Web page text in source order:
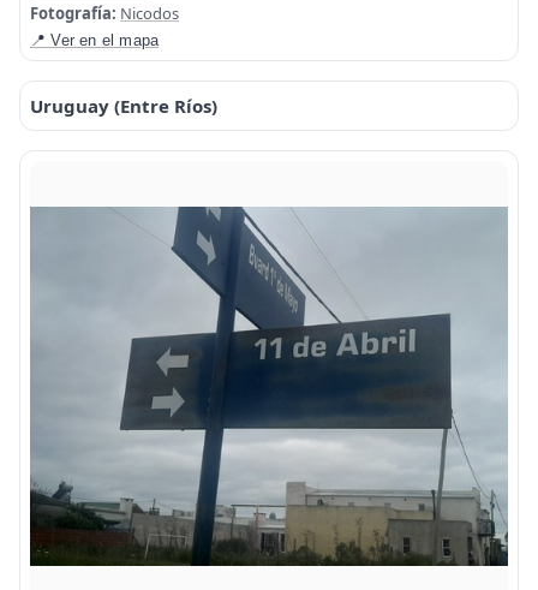
Fotografía: Nicodos
📍 Ver en el mapa
Uruguay (Entre Ríos)